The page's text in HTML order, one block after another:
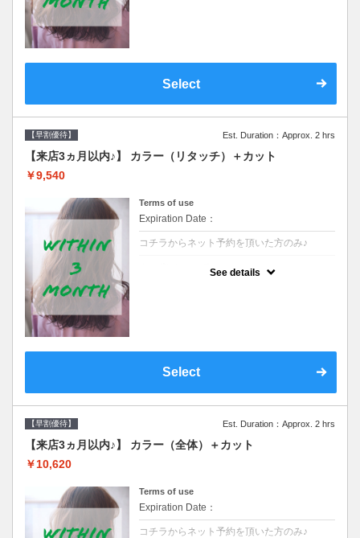
Select
【早割優待】 Est. Duration：Approx. 2 hrs
【来店3ヵ月以内♪】 カラー（リタッチ）＋カット
￥9,540
Terms of use
Expiration Date：
コチラからネット予約を頂いた方のみ♪
See details
Select
【早割優待】 Est. Duration：Approx. 2 hrs
【来店3ヵ月以内♪】 カラー（全体）＋カット
￥10,620
Terms of use
Expiration Date：
コチラからネット予約を頂いた方のみ♪